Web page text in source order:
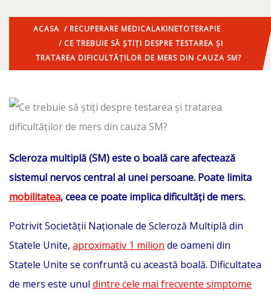
ACASA / RECUPERARE MEDICALAKINETOTERAPIE
/ CE TREBUIE SĂ ȘTIȚI DESPRE TESTAREA ȘI
TRATAREA DIFICULTĂȚILOR DE MERS DIN CAUZA SM?
Scleroza multiplă (SM) este o boală care afectează
sistemul nervos central al unei persoane. Poate limita
mobilitatea, ceea ce poate implica dificultăți de mers.
Potrivit Societății Naționale de Scleroză Multiplă din
Statele Unite, aproximativ 1 milion de oameni din
Statele Unite se confruntă cu această boală. Dificultatea
de mers este unul dintre cele mai frecvente simptome